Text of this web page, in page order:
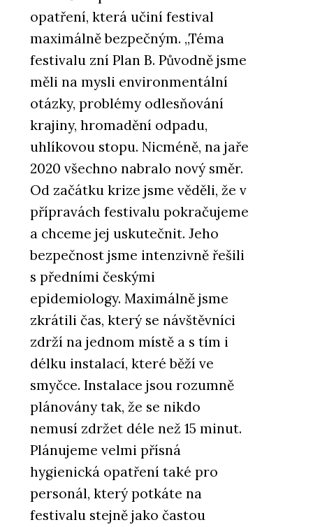
opatření, která učiní festival
maximálně bezpečným. „Téma
festivalu zní Plan B. Původně jsme
měli na mysli environmentální
otázky, problémy odlesňování
krajiny, hromadění odpadu,
uhlíkovou stopu. Nicméně, na jaře
2020 všechno nabralo nový směr.
Od začátku krize jsme věděli, že v
přípravách festivalu pokračujeme
a chceme jej uskutečnit. Jeho
bezpečnost jsme intenzivně řešili
s předními českými
epidemiology. Maximálně jsme
zkrátili čas, který se návštěvníci
zdrží na jednom místě a s tím i
délku instalací, které běží ve
smyčce. Instalace jsou rozumně
plánovány tak, že se nikdo
nemusí zdržet déle než 15 minut.
Plánujeme velmi přísná
hygienická opatření také pro
personál, který potkáte na
festivalu stejně jako častou